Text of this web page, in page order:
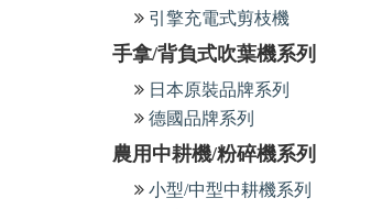
引擎充電式剪枝機
手拿/背負式吹葉機系列
日本原裝品牌系列
德國品牌系列
農用中耕機/粉碎機系列
小型/中型中耕機系列